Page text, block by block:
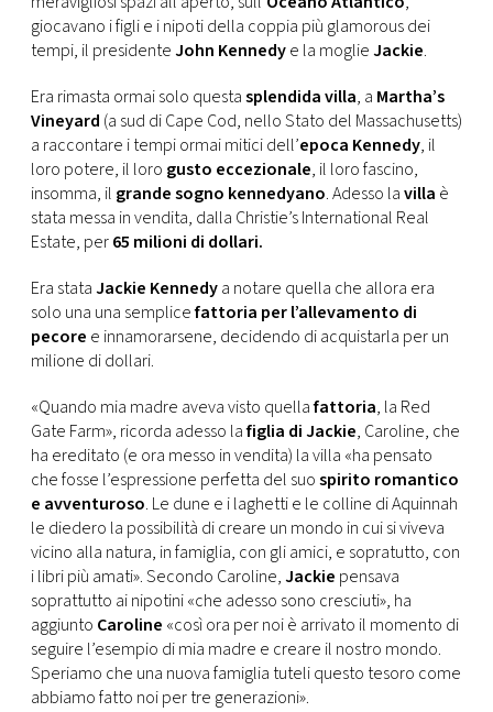
CONSIGLIA
giocavano i figli e i nipoti della coppia più glamorous dei
tempi, il presidenteJohn Kennedye la moglieJackie.
Era rimasta ormai solo questasplendida villa, a Martha’s
Vineyard (a sud di Cape Cod, nello Stato del Massachusetts)
a raccontare i tempi ormai mitici dell’epoca Kennedy, il
loro potere, il loro gusto eccezionale, il loro fascino,
insomma, il grande sogno kennedyano. Adesso lavilla è
stata messa in vendita, dalla Christie’s International Real
Estate, per65 milioni di dollari.
Era stataJackie Kennedya notare quella che allora era
solo una una semplicefattoria per l’allevamento di
pecore e innamorarsene, decidendo di acquistarla per un
milione di dollari.
«Quando mia madre aveva visto quellafattoria, la Red
Gate Farm», ricorda adesso lafiglia di Jackie, Caroline, che
ha ereditato (e ora messo in vendita) la villa «ha pensato
che fosse l’espressione perfetta del suospirito romantico
e avventuroso. Le dune e i laghetti e le colline di Aquinnah
le diedero la possibilità di creare un mondo in cui si viveva
vicino alla natura, in famiglia, con gli amici, e sopratutto, con
i libri più amati». Secondo Caroline,Jackie pensava
soprattutto ai nipotini «che adesso sono cresciuti», ha
aggiunto Caroline «così ora per noi è arrivato il momento di
seguire l’esempio di mia madre e creare il nostro mondo.
Speriamo che una nuova famiglia tuteli questo tesoro come
abbiamo fatto noi per tre generazioni».